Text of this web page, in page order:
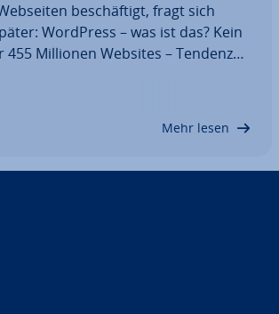
be­schäf­tigt, fragt sich
WordPress – was ist das? Kein
455 Millionen Websites – Tendenz
Open-Source-Software erlaubt es
Mehr lesen